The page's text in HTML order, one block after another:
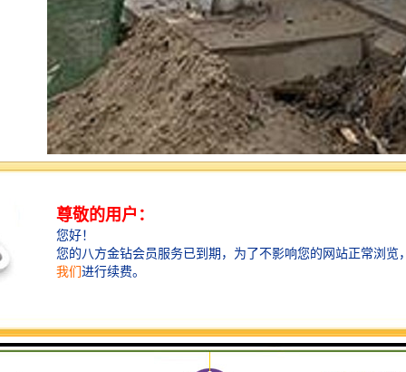
1、建筑围挡有很好的韧度和突出的强度，施工单位可以
放心的使用。
2、建筑围挡不容易生锈，能够很好地抵抗酸碱的侵蚀，
护的费用，有效地保护环境。